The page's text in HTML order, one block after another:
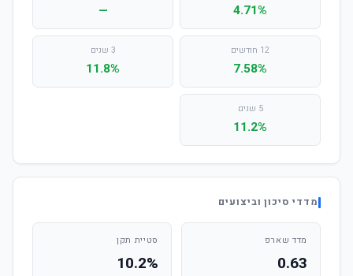
4.71%
—
12 חודשים
7.58%
3 שנים
11.8%
5 שנים
11.2%
מדדי סיכון וביצועים
מדד שארפ
0.63
סטיית תקן
10.2%